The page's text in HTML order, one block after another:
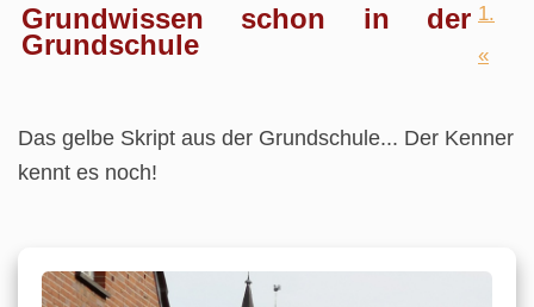
Grundwissen schon in der
Grundschule
1.
«
Das gelbe Skript aus der Grundschule... Der Kenner
kennt es noch!